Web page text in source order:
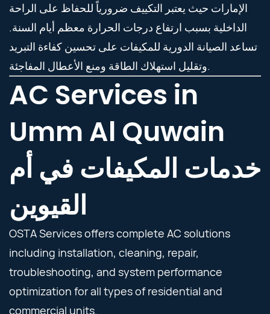
الإمارات حيث يعتبر التكييف ضرورياً للحفاظ على الراحة
الداخلية بسبب ارتفاع درجات الحرارة معظم أيام السنة.
تساعد الصيانة الدورية للمكيفات على تحسين كفاءة التبريد
وتقليل استهلاك الطاقة ومنع الأعطال المفاجئة.
AC Services in
Umm Al Quwain
خدمات المكيفات في أم
القيوين
OSTA Services offers complete AC solutions
including installation, cleaning, repair,
troubleshooting, and system performance
optimization for all types of residential and
commercial units.